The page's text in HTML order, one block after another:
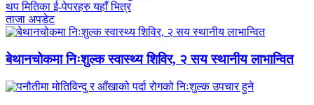
थप मितिका ई-पेपरहरु यहाँ भित्र
ताजा अपडेट
बेथानचोकमा निःशुल्क स्वास्थ्य शिविर, २ सय स्थानीय लाभान्वित